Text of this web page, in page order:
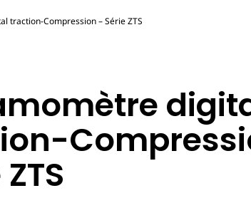
traction-Compression – Série ZTS